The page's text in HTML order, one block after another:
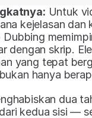
Untuk
kejelasan dan
dengan skrip.
yang tepat
hanya
dua
kedua sisi —